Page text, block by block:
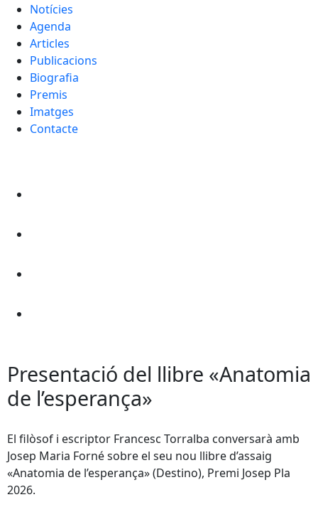
Notícies
Agenda
Articles
Publicacions
Biografia
Premis
Imatges
Contacte
Presentació del llibre «Anatomia
de l’esperança»
El filòsof i escriptor Francesc Torralba conversarà amb
Josep Maria Forné sobre el seu nou llibre d’assaig
«Anatomia de l’esperança» (Destino), Premi Josep Pla
2026.